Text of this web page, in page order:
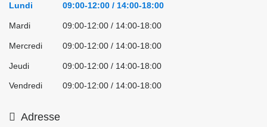
Lundi 09:00-12:00 / 14:00-18:00
Mardi 09:00-12:00 / 14:00-18:00
Mercredi 09:00-12:00 / 14:00-18:00
Jeudi 09:00-12:00 / 14:00-18:00
Vendredi 09:00-12:00 / 14:00-18:00
Adresse